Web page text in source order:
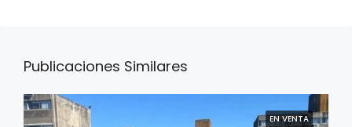
Publicaciones Similares
EN VENTA